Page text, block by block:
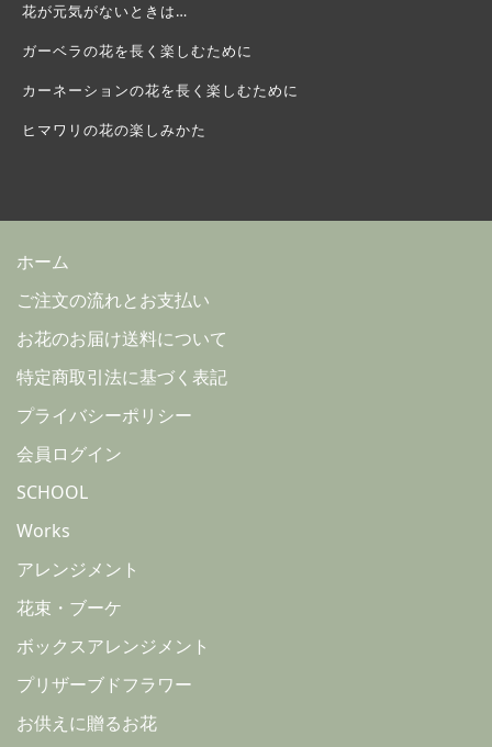
花が元気がないときは…
ガーベラの花を長く楽しむために
カーネーションの花を長く楽しむために
ヒマワリの花の楽しみかた
ホーム
ご注文の流れとお支払い
お花のお届け送料について
特定商取引法に基づく表記
プライバシーポリシー
会員ログイン
SCHOOL
Works
アレンジメント
花束・ブーケ
ボックスアレンジメント
プリザーブドフラワー
お供えに贈るお花